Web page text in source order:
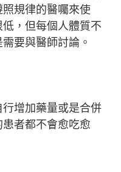
規律的醫囑來使
，但每個人體質不
要與醫師討論。
增加藥量或是合併
者都不會愈吃愈